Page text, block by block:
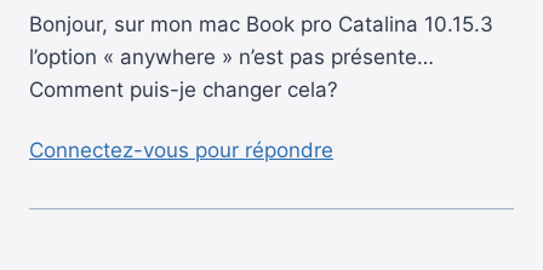
Bonjour, sur mon mac Book pro Catalina 10.15.3
l’option « anywhere » n’est pas présente…
Comment puis-je changer cela?
Connectez-vous pour répondre